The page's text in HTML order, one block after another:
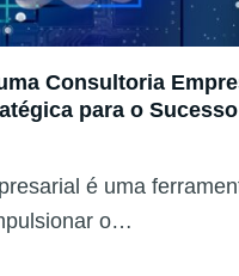
Consultoria
para o Sucesso
é uma
o…